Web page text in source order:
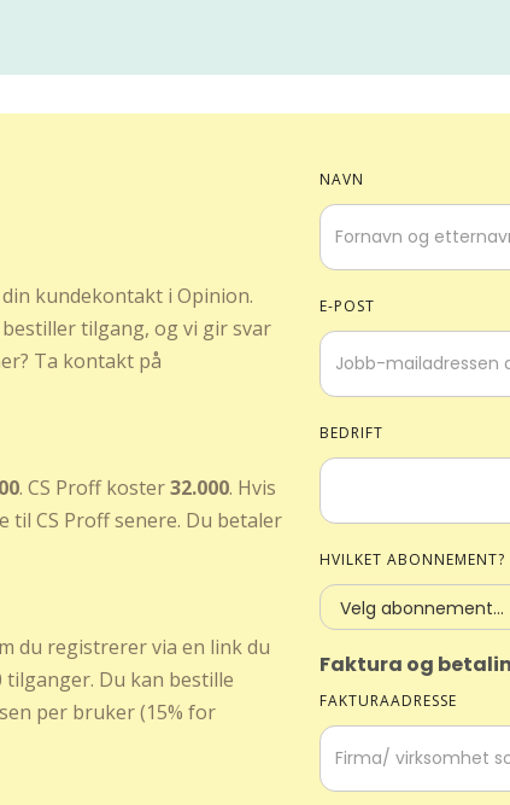
kundekontakt i Opinion.
tilgang, og vi gir svar
Ta kontakt på
. CS Proff koster32.000. Hvis
til CS Proff senere. Du betaler
du registrerer via en link du
Du kan bestille
per bruker (15% for
NAVN
E-POST
BEDRIFT
HVILKET ABONNEMENT?
Faktura og
FAKTURAADRESSE